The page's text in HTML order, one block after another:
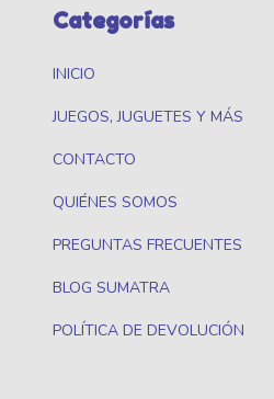
Categorías
INICIO
JUEGOS, JUGUETES Y MÁS
CONTACTO
QUIÉNES SOMOS
PREGUNTAS FRECUENTES
BLOG SUMATRA
POLÍTICA DE DEVOLUCIÓN